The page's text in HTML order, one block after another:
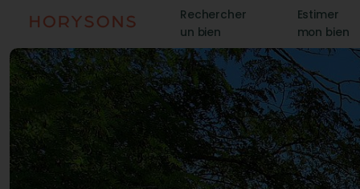
Rechercher
un bien
Estimer
mon bien